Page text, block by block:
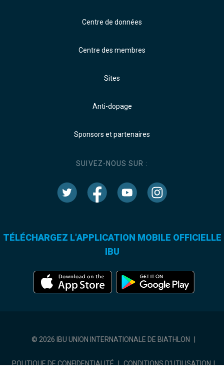
Centre de données
Centre des membres
Sites
Anti-dopage
Sponsors et partenaires
SUIVEZ-NOUS SUR :
TÉLÉCHARGEZ L'APPLICATION MOBILE OFFICIELLE
IBU
© 2026 IBU UNION INTERNATIONALE DE BIATHLON |
POLITIQUE DE CONFIDENTIALITÉ | CONDITIONS D'UTILISATION |